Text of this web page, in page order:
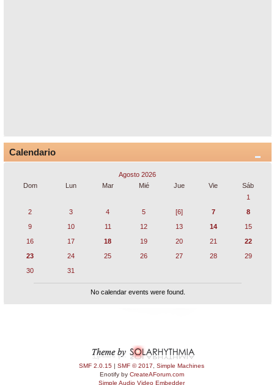
Calendario
Agosto 2026
Dom
Lun Mar Mié Jue Vie
Sáb
1
2
3 4 5 [6] 7
8
9
10 11 12 13 14
15
16
17 18 19 20 21
22
23
24 25 26 27 28
29
30
31
No calendar events were found.
SMF 2.0.15 | SMF © 2017
Simple Machines
Enotify by CreateAForum.com
Simple Audio Video Embedder